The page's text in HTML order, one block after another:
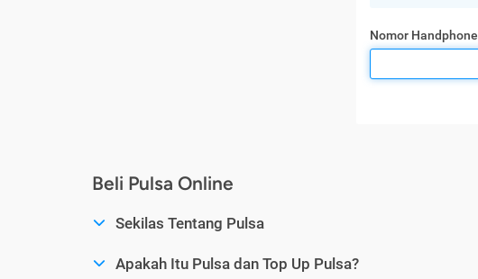
Nomor Handphone
Beli Pulsa Online
Sekilas Tentang Pulsa
Apakah Itu Pulsa dan Top Up Pulsa?